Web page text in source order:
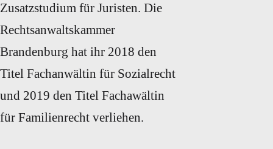
Zusatzstudium für Juristen. Die
Rechtsanwaltskammer
Brandenburg hat ihr 2018 den
Titel Fachanwältin für Sozialrecht
und 2019 den Titel Fachawältin
für Familienrecht verliehen.